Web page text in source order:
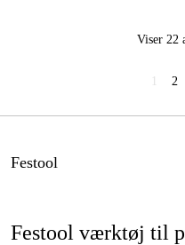
Viser 22
1 2
Festool
Festool værktøj til